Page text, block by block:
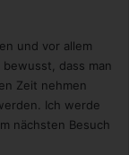
und vor allem
dass man
Zeit nehmen
Ich werde
nächsten Besuch